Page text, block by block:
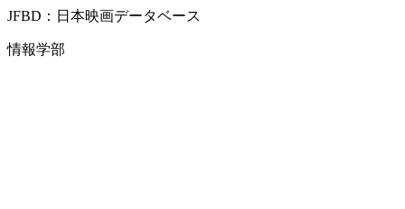
JFBD：日本映画データベース
情報学部